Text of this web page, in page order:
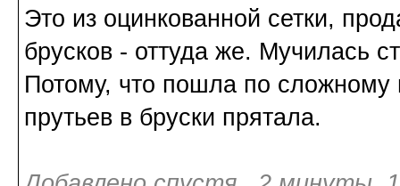
Это из оцинкованной сетки,
брусков - оттуда же. Мучилась
Потому, что пошла по
прутьев в бруски прятала.